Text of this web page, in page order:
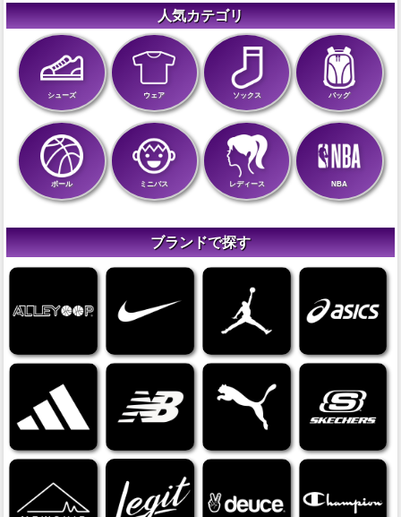
人気カテゴリ
シューズ ウェア ソックス バッグ
ボール ミニバス レディース NBA
ブランドで探す